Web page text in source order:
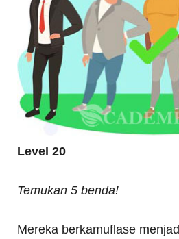
Level 20
Temukan 5 benda!
Mereka berkamuflase